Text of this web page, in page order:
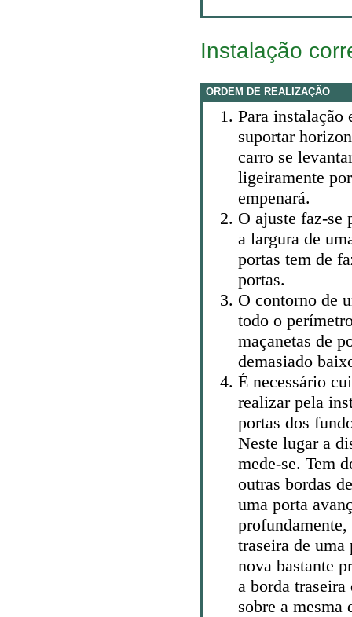
Instalação
ORDEM DE REALIZAÇÃO
Para instalação
suportar
carro se
ligeiramente
empenará.
O ajuste faz-se
a largura de
portas tem de
portas.
O contorno de
todo o
maçanetas de
demasiado
É necessário
realizar pela
portas dos
Neste lugar a
mede-se. Tem
outras bordas
uma porta
traseira de uma
nova bastante
a borda
sobre a mesma